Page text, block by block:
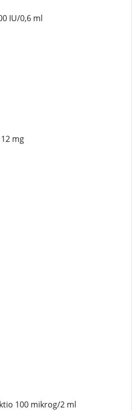
IU/0,6 ml
mg
100 mikrog/2 ml